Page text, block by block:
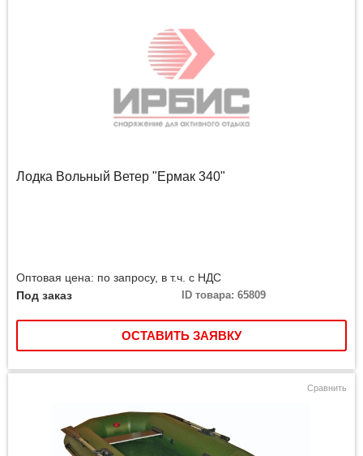
Лодка Вольный Ветер "Ермак 340"
Оптовая цена: по запросу, в т.ч. с НДС
Под заказ
ID товара: 65809
ОСТАВИТЬ ЗАЯВКУ
Сравнить